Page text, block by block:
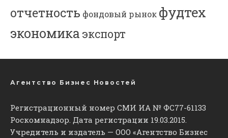
отчетность фондовый рынок фудтех
экономика экспорт
Агентство Бизнес Новостей
Регистрационный номер СМИ ИА № ФС77-61133
Роскомнадзор. Дата регистрации 19.03.2015.
Учредитель и издатель — ООО «Агентство Бизнес